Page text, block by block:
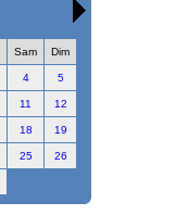
Sam Dim
4 5
11 12
18 19
25 26